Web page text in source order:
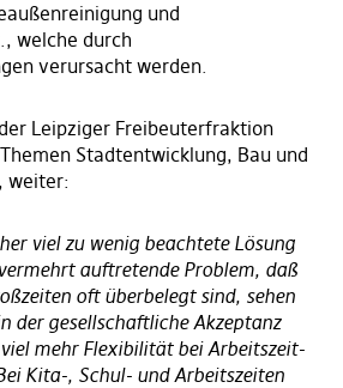
und
welche durch
verursacht werden.
Leipziger Freibeuterfraktion
Stadtentwicklung, Bau und
weiter:
viel zu wenig beachtete Lösung
auftretende Problem, daß
oft überbelegt sind, sehen
der gesellschaftliche Akzeptanz
mehr Flexibilität bei Arbeitszeit-
Kita-, Schul- und Arbeitszeiten